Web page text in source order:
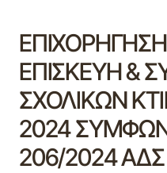
ΕΠΙΣΚΕΥΗ &
ΣΧΟΛΙΚΩΝ
2024
206/2024 ΑΔΣ